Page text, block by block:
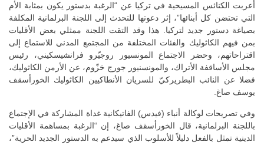
أعربت الكنائس المسيحية في تركيا عن “الرغبة بدستور يكون بمثابة الأم
التي تحتضن كل أبنائها”، إثر دعوتها للتحدث إلى اللجنة البرلمانية المكلفة
بصياغة دستور جديد لتركيا. هذا وقد التقت اللجنة ممثلي بعض الأقليات
بمن فيهم الكاثوليك والفئات المختلفة من المجتمع المدني للاستماع إلى
اقتراحاتهم، وحضر الاجتماع المونسيور روجيّرو فرانشيسكيني، رئيس
مجلس الأساقفة الأتراك، والمونسنيور جورج خزّوم، عن الأرمن الكاثوليك،
فضلا عن النائب البطريركيّ للسريان الأنطاكيين الكاثوليك الخورأسقف
يوسف صاغ.
وفي تصريحات لوكالة أنباء (فيدس) الفاتيكانية غداة المشاركة في الإجتماع
باللجنة البرلمانية، قال الخورأسقف صاغ، إن “الرغبة بمساهمة الأقليات
الدينية تمثل بالفعل دليلاً للأسلوب الذي سيدعم به الدستور الجديد الحرية”،